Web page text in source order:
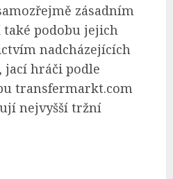
zásadním
podobu jejich
nadcházejících
jací hráči podle
transfermarkt.com
nejvyšší tržní